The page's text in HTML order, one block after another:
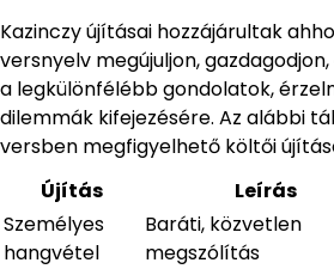
Kazinczy újításai hozzájárultak
versnyelv megújuljon,
a legkülönfélébb gondolatok,
dilemmák kifejezésére. Az alábbi
versben megfigyelhető költői
Újítás
Leírás
Személyes
hangvétel
Baráti, közvetlen
megszólítás